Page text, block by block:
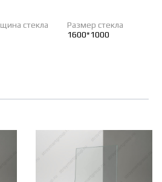
стекла
Размер стекла
1600*1000